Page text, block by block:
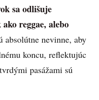
sa odlišuje
reggae, alebo
absolútne nevinne, aby
koncu, reflektujúc
pasážami sú